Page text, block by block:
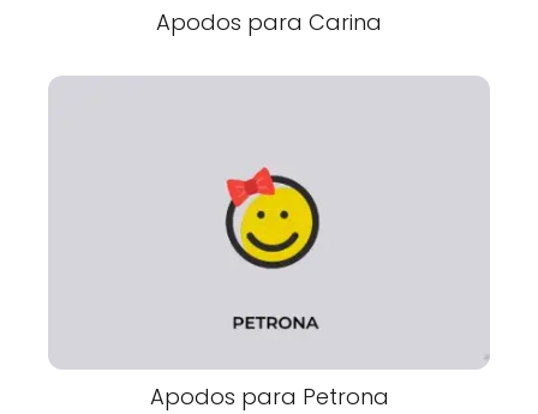
Apodos para Carina
Apodos para Petrona